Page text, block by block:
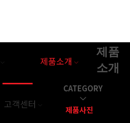
제품소개
고객센터
제품
소개
CATEGORY
제품사진